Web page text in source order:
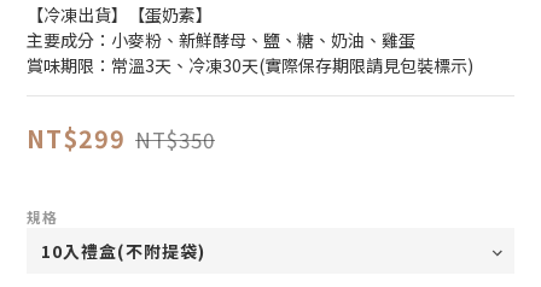
【冷凍出貨】【蛋奶素】
主要成分：小麥粉、新鮮酵母、鹽、糖、奶油、雞蛋
賞味期限：常溫3天、冷凍30天(實際保存期限請見包裝標示)
NT$299 NT$350
規格